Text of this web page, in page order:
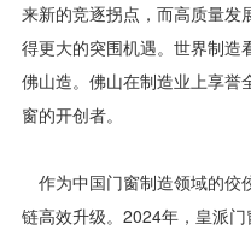
来新的竞逐拐点，而高质量发
得更大的突围机遇。世界制造
佛山造。佛山在制造业上享誉
窗的开创者。
作为中国门窗制造领域的佼
链高效升级。2024年，皇派